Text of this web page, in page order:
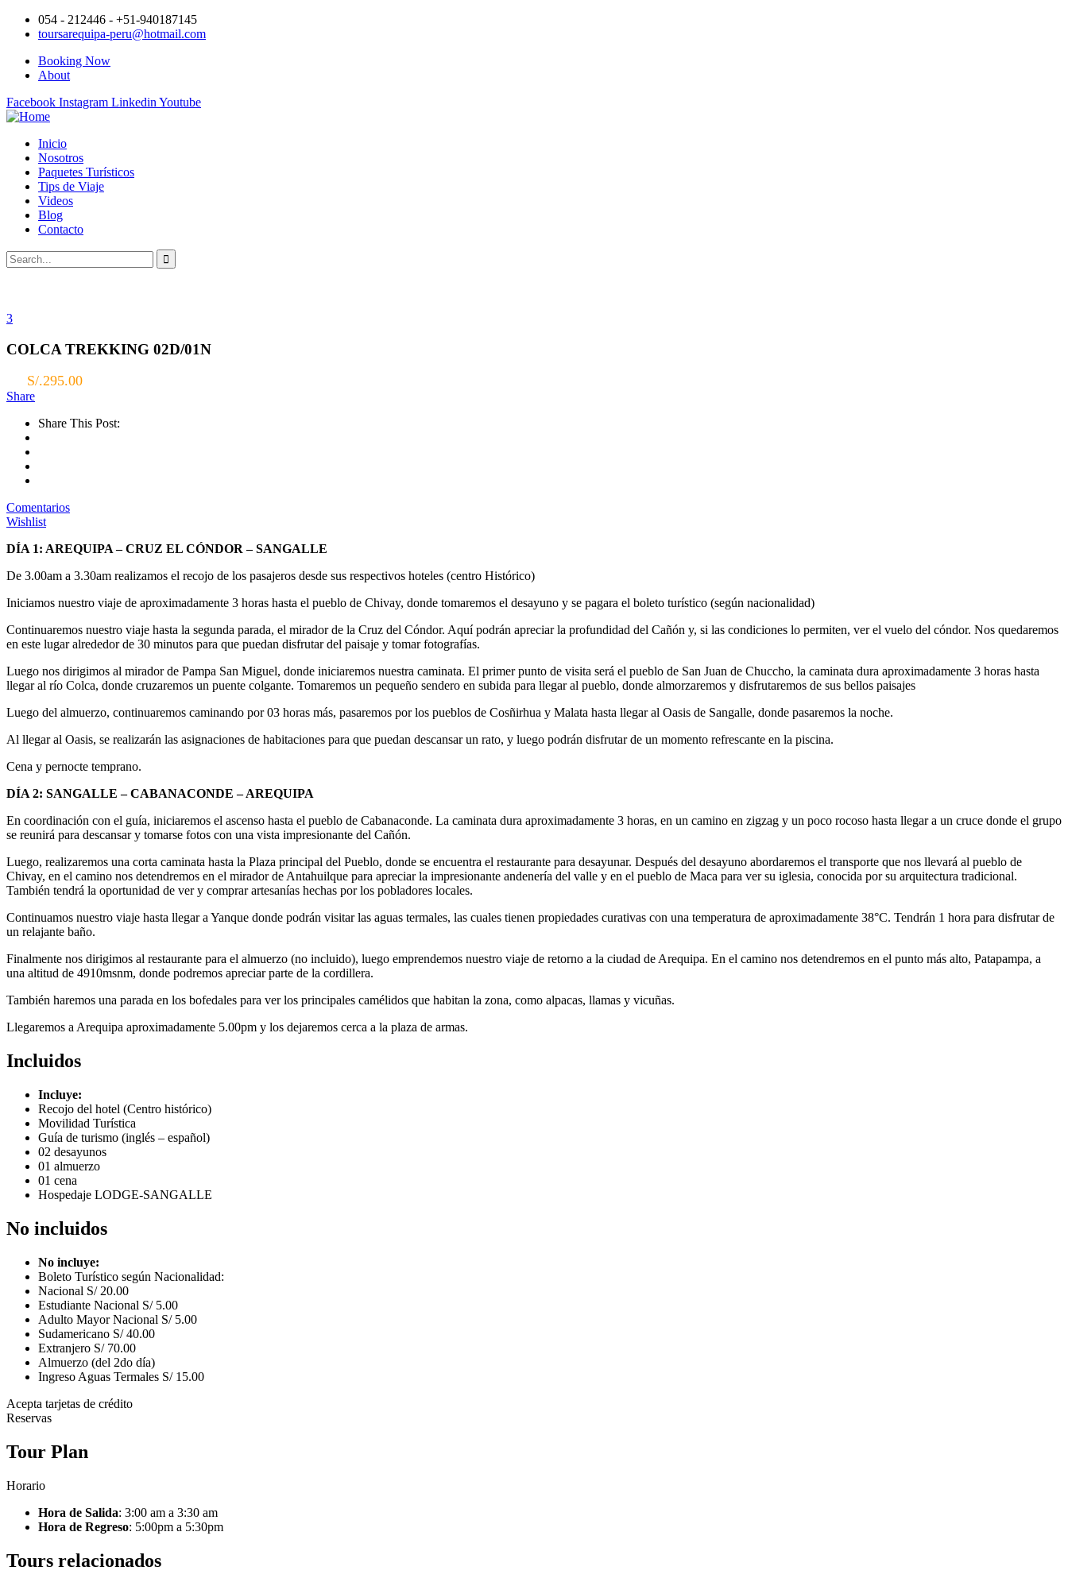
054 - 212446 - +51-940187145
toursarequipa-peru@hotmail.com
Booking Now
About
Facebook Instagram Linkedin Youtube
Inicio
Nosotros
Paquetes Turísticos
Tips de Viaje
Videos
Blog
Contacto
3
COLCA TREKKING 02D/01N
S/.295.00
Share
Share This Post:
Comentarios
Wishlist
DÍA 1: AREQUIPA – CRUZ EL CÓNDOR – SANGALLE
De 3.00am a 3.30am realizamos el recojo de los pasajeros desde sus respectivos hoteles (centro Histórico)
Iniciamos nuestro viaje de aproximadamente 3 horas hasta el pueblo de Chivay, donde tomaremos el desayuno y se pagara el boleto turístico (según nacionalidad)
Continuaremos nuestro viaje hasta la segunda parada, el mirador de la Cruz del Cóndor. Aquí podrán apreciar la profundidad del Cañón y, si las condiciones lo permiten, ver el vuelo del cóndor. Nos quedaremos
en este lugar alrededor de 30 minutos para que puedan disfrutar del paisaje y tomar fotografías.
Luego nos dirigimos al mirador de Pampa San Miguel, donde iniciaremos nuestra caminata. El primer punto de visita será el pueblo de San Juan de Chuccho, la caminata dura aproximadamente 3 horas hasta
llegar al río Colca, donde cruzaremos un puente colgante. Tomaremos un pequeño sendero en subida para llegar al pueblo, donde almorzaremos y disfrutaremos de sus bellos paisajes
Luego del almuerzo, continuaremos caminando por 03 horas más, pasaremos por los pueblos de Cosñirhua y Malata hasta llegar al Oasis de Sangalle, donde pasaremos la noche.
Al llegar al Oasis, se realizarán las asignaciones de habitaciones para que puedan descansar un rato, y luego podrán disfrutar de un momento refrescante en la piscina.
Cena y pernocte temprano.
DÍA 2: SANGALLE – CABANACONDE – AREQUIPA
En coordinación con el guía, iniciaremos el ascenso hasta el pueblo de Cabanaconde. La caminata dura aproximadamente 3 horas, en un camino en zigzag y un poco rocoso hasta llegar a un cruce donde el grupo
se reunirá para descansar y tomarse fotos con una vista impresionante del Cañón.
Luego, realizaremos una corta caminata hasta la Plaza principal del Pueblo, donde se encuentra el restaurante para desayunar. Después del desayuno abordaremos el transporte que nos llevará al pueblo de
Chivay, en el camino nos detendremos en el mirador de Antahuilque para apreciar la impresionante andenería del valle y en el pueblo de Maca para ver su iglesia, conocida por su arquitectura tradicional.
También tendrá la oportunidad de ver y comprar artesanías hechas por los pobladores locales.
Continuamos nuestro viaje hasta llegar a Yanque donde podrán visitar las aguas termales, las cuales tienen propiedades curativas con una temperatura de aproximadamente 38°C. Tendrán 1 hora para disfrutar de
un relajante baño.
Finalmente nos dirigimos al restaurante para el almuerzo (no incluido), luego emprendemos nuestro viaje de retorno a la ciudad de Arequipa. En el camino nos detendremos en el punto más alto, Patapampa, a
una altitud de 4910msnm, donde podremos apreciar parte de la cordillera.
También haremos una parada en los bofedales para ver los principales camélidos que habitan la zona, como alpacas, llamas y vicuñas.
Llegaremos a Arequipa aproximadamente 5.00pm y los dejaremos cerca a la plaza de armas.
Incluidos
Incluye:
Recojo del hotel (Centro histórico)
Movilidad Turística
Guía de turismo (inglés – español)
02 desayunos
01 almuerzo
01 cena
Hospedaje LODGE-SANGALLE
No incluidos
No incluye:
Boleto Turístico según Nacionalidad:
Nacional S/ 20.00
Estudiante Nacional S/ 5.00
Adulto Mayor Nacional S/ 5.00
Sudamericano S/ 40.00
Extranjero S/ 70.00
Almuerzo (del 2do día)
Ingreso Aguas Termales S/ 15.00
Acepta tarjetas de crédito
Reservas
Tour Plan
Horario
Hora de Salida: 3:00 am a 3:30 am
Hora de Regreso: 5:00pm a 5:30pm
Tours relacionados